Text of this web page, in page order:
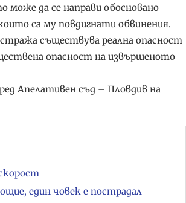
да се направи обосновано
са му повдигнати обвинения.
съществува реална опасност
опасност на извършеното
Апелативен съд – Пловдив на
един човек е пострадал